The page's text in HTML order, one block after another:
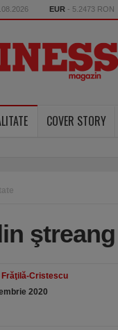
EUR - 5.2473 RON
COVER STORY
ştreang
Frăţilă-Cristescu
2020